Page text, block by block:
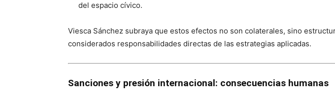
del espacio cívico.
Viesca Sánchez subraya que estos efectos no son colaterales, sino
considerados responsabilidades directas de las estrategias aplicadas.
Sanciones y presión internacional: consecuencias humanas